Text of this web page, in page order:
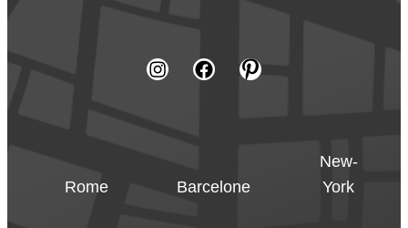
Rome Barcelone
New-
York